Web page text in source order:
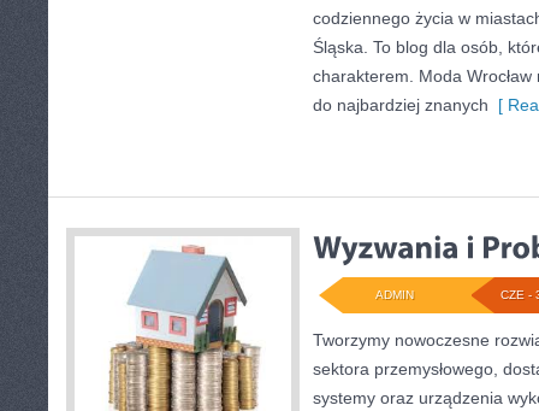
codziennego życia w
Śląska. To blog dla osób,
charakterem. Moda Wrocław
do najbardziej znanych [
CZE -
ADMIN
Tworzymy nowoczesne
sektora przemysłowego,
systemy oraz urządzenia